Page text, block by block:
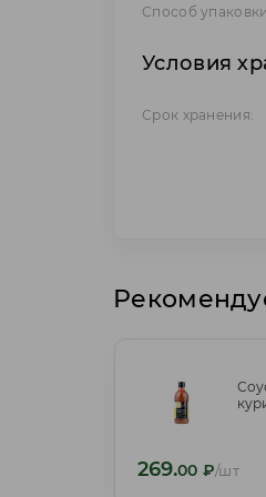
Способ
Условия
Срок хранения:
269.00 ₽/шт
269.00 ₽/шт